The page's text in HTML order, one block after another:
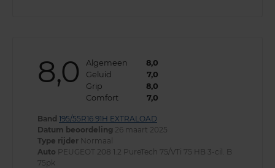
8,0 Algemeen
8,0
Geluid
7,0
Grip
8,0
Comfort
7,0
Band 195/55R16 91H EXTRALOAD
Datum beoordeling 26 maart 2025
Type rijder Normaal
Auto PEUGEOT 208 1.2 PureTech 75/VTi 75 HB 3-cil. B
75pk